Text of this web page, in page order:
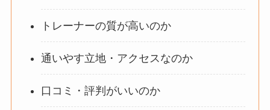
トレーナーの質が高いのか
通いやす立地・アクセスなのか
口コミ・評判がいいのか